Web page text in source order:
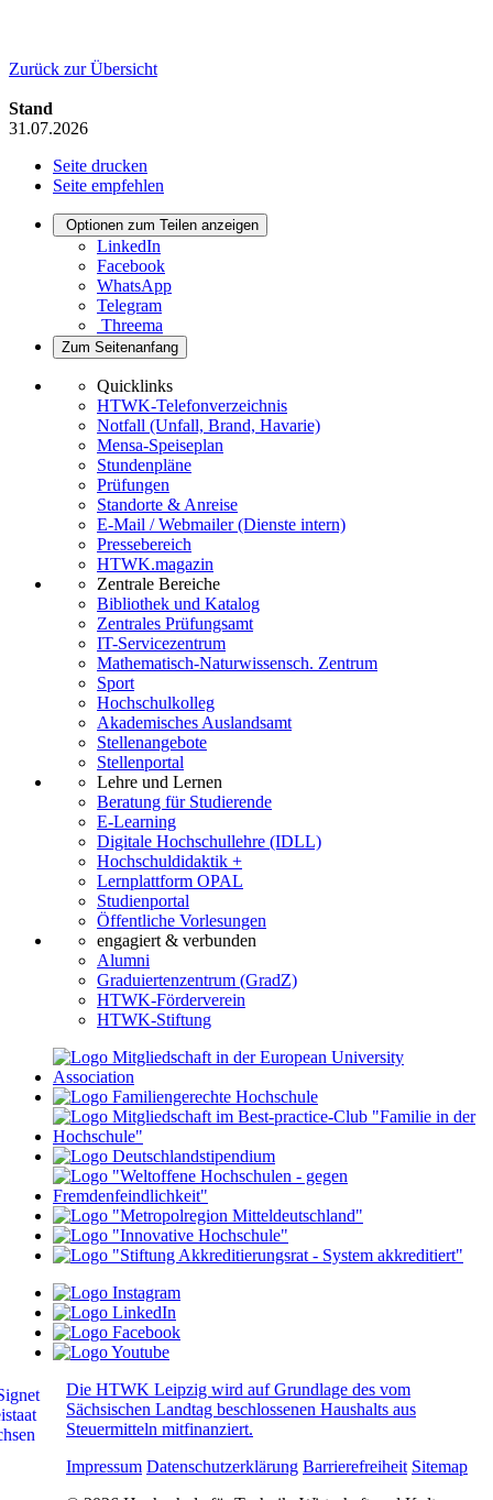
Zurück zur Übersicht
Stand
31.07.2026
Seite drucken
Seite empfehlen
Optionen zum Teilen anzeigen
LinkedIn
Facebook
WhatsApp
Telegram
Threema
Zum Seitenanfang
Quicklinks
HTWK-Telefonverzeichnis
Notfall (Unfall, Brand, Havarie)
Mensa-Speiseplan
Stundenpläne
Prüfungen
Standorte & Anreise
E-Mail / Webmailer (Dienste intern)
Pressebereich
HTWK.magazin
Zentrale Bereiche
Bibliothek und Katalog
Zentrales Prüfungsamt
IT-Servicezentrum
Mathematisch-Naturwissensch. Zentrum
Sport
Hochschulkolleg
Akademisches Auslandsamt
Stellenangebote
Stellenportal
Lehre und Lernen
Beratung für Studierende
E-Learning
Digitale Hochschullehre (IDLL)
Hochschuldidaktik +
Lernplattform OPAL
Studienportal
Öffentliche Vorlesungen
engagiert & verbunden
Alumni
Graduiertenzentrum (GradZ)
HTWK-Förderverein
HTWK-Stiftung
Die HTWK Leipzig wird auf Grundlage des vom
Sächsischen Landtag beschlossenen Haushalts aus
Steuermitteln mitfinanziert.
Impressum Datenschutzerklärung Barrierefreiheit Sitemap